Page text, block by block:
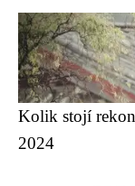
Kolik stojí
2024